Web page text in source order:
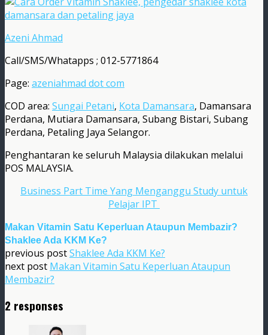
Azeni Ahmad
Call/SMS/Whatapps ; 012-5771864
Page: azeniahmad dot com
COD area: Sungai Petani, Kota Damansara, Damansara
Perdana, Mutiara Damansara, Subang Bistari, Subang
Perdana, Petaling Jaya Selangor.
Penghantaran ke seluruh Malaysia dilakukan melalui
POS MALAYSIA.
Business Part Time Yang Menganggu Study untuk
Pelajar IPT
Makan Vitamin Satu Keperluan Ataupun Membazir?
Shaklee Ada KKM Ke?
previous postShaklee Ada KKM Ke?
next post Makan Vitamin Satu Keperluan Ataupun
Membazir?
2 responses